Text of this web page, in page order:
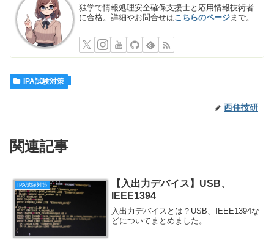
独学で情報処理安全確保支援士と応用情報技術者
に合格。詳細やお問合せはこちらのページまで。
IPA試験対策
西住技研
関連記事
IPA試験対策
【入出力デバイス】USB、
IEEE1394
入出力デバイスとは？USB、IEEE1394な
どについてまとめました。